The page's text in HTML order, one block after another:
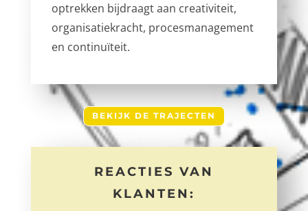
optrekken bijdraagt aan creativiteit,
organisatiekracht, procesmanagement
en continuïteit.
BEKIJK DE TRAJECTEN
REACTIES VAN
KLANTEN: